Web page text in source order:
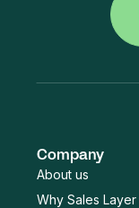
Company
About us
Why Sales Layer